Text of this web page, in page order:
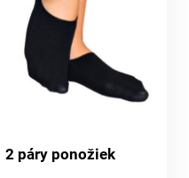
2 páry ponožiek